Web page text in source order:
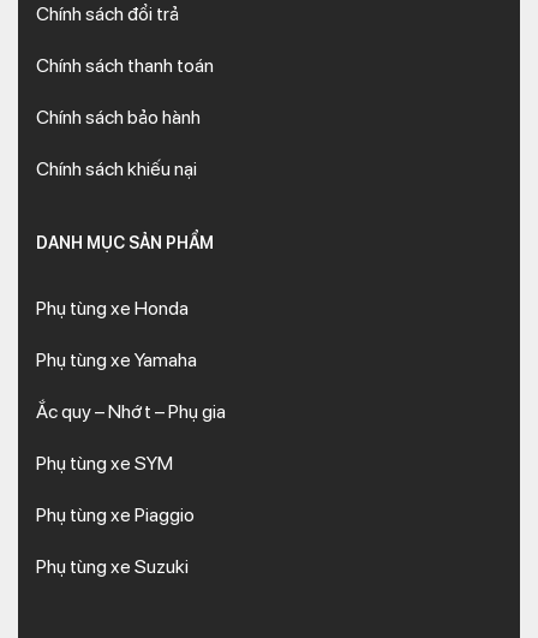
Chính sách đổi trả
Chính sách thanh toán
Chính sách bảo hành
Chính sách khiếu nại
DANH MỤC SẢN PHẨM
Phụ tùng xe Honda
Phụ tùng xe Yamaha
Ắc quy – Nhớt – Phụ gia
Phụ tùng xe SYM
Phụ tùng xe Piaggio
Phụ tùng xe Suzuki